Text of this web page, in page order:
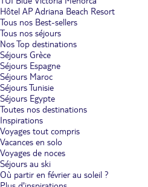
Hôtel AP Adriana Beach Resort
Tous nos Best-sellers
Tous nos séjours
Nos Top destinations
Séjours Grèce
Séjours Espagne
Séjours Maroc
Séjours Tunisie
Séjours Egypte
Toutes nos destinations
Inspirations
Voyages tout compris
Vacances en solo
Voyages de noces
Séjours au ski
Où partir en février au soleil ?